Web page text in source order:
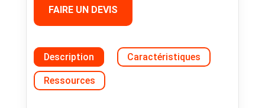
FAIRE UN DEVIS
Description Caractéristiques
Ressources